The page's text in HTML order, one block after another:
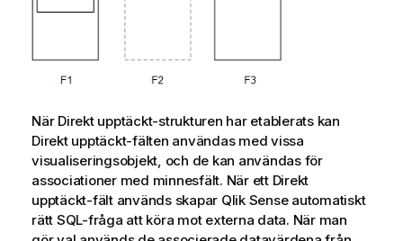
När Direkt upptäckt-strukturen har etablerats kan
Direkt upptäckt-fälten användas med vissa
visualiseringsobjekt, och de kan användas för
associationer med minnesfält. När ett Direkt
upptäckt-fält används skapar Qlik Senseautomatiskt
rätt SQL-fråga att köra mot externa data. När man